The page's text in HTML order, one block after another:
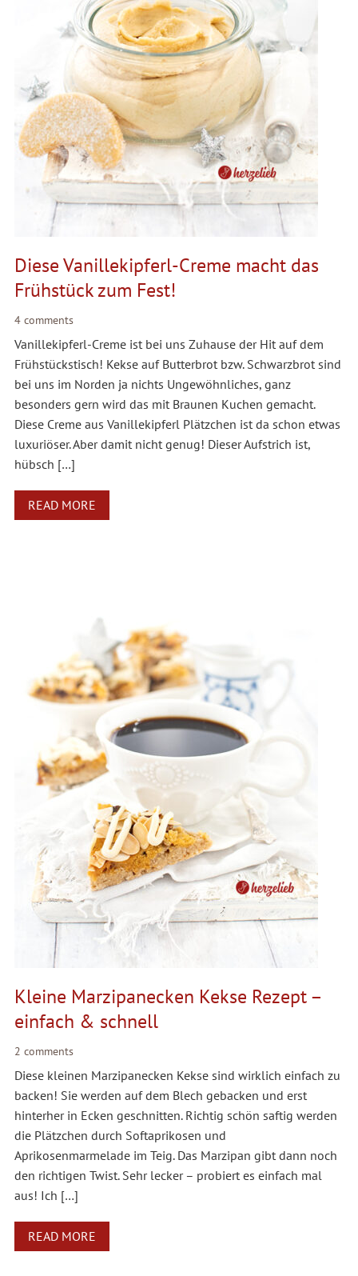
Diese Vanillekipferl-Creme macht das
Frühstück zum Fest!
4 comments
Vanillekipferl-Creme ist bei uns Zuhause der Hit auf dem
Frühstückstisch! Kekse auf Butterbrot bzw. Schwarzbrot sind
bei uns im Norden ja nichts Ungewöhnliches, ganz
besonders gern wird das mit Braunen Kuchen gemacht.
Diese Creme aus Vanillekipferl Plätzchen ist da schon etwas
luxuriöser. Aber damit nicht genug! Dieser Aufstrich ist,
hübsch […]
READ MORE
Kleine Marzipanecken Kekse Rezept –
einfach & schnell
2 comments
Diese kleinen Marzipanecken Kekse sind wirklich einfach zu
backen! Sie werden auf dem Blech gebacken und erst
hinterher in Ecken geschnitten. Richtig schön saftig werden
die Plätzchen durch Softaprikosen und
Aprikosenmarmelade im Teig. Das Marzipan gibt dann noch
den richtigen Twist. Sehr lecker – probiert es einfach mal
aus! Ich […]
READ MORE